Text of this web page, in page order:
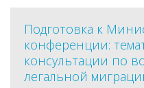
Подготовка к
конференции:
консультации по
легальной